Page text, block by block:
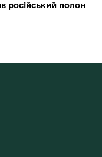
російський полон